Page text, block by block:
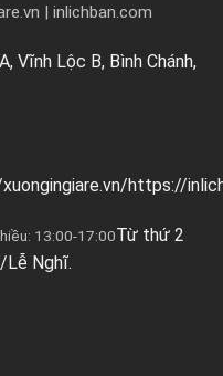
| inlichban.com
Vĩnh Lộc B, Bình Chánh,
https://
13:00-17:00Từ thứ 2
Lễ Nghĩ.